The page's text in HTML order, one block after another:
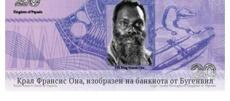
Крал Франсис Она, изобразен на банкнота от Бугенвил